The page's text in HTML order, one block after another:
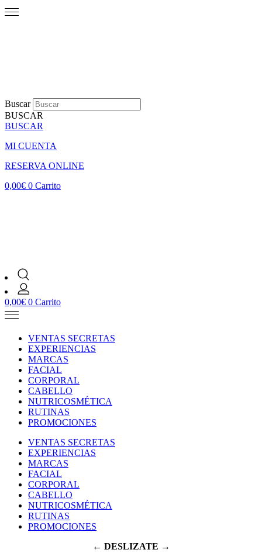
Buscar
BUSCAR
BUSCAR
MI CUENTA
RESERVA ONLINE
0,00€ 0 Carrito
0,00€ 0 Carrito
VENTAS SECRETAS
EXPERIENCIAS
MARCAS
FACIAL
CORPORAL
CABELLO
NUTRICOSMÉTICA
RUTINAS
PROMOCIONES
VENTAS SECRETAS
EXPERIENCIAS
MARCAS
FACIAL
CORPORAL
CABELLO
NUTRICOSMÉTICA
RUTINAS
PROMOCIONES
← DESLIZATE →